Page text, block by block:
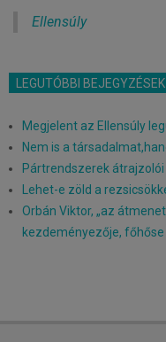
Ellensúly
LEGUTÓBBI BEJEGYZÉSEK
Megjelent az Ellensúly
Nem is a
Pártrendszerek átrajzolói
Lehet-e zöld a
Orbán Viktor, „az
kezdeményezője,